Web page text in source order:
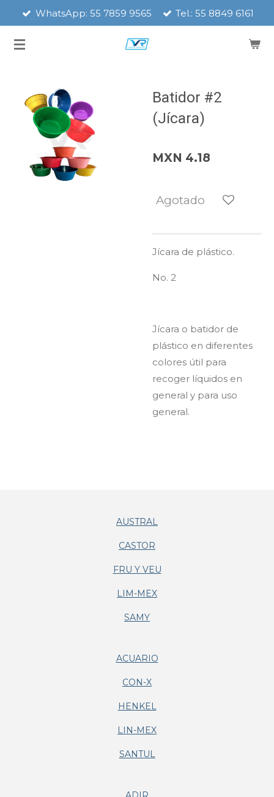
contenido
WhatsApp: 55 7859 9565 Tel.: 55 8849 6161
Batidor #2
(Jícara)
MXN 4.18
Agotado
Jícara de plástico.
No. 2
Jícara o batidor de
plástico en diferentes
colores útil para
recoger líquidos en
general y para uso
general.
AUSTRAL
CASTOR
FRU Y VEU
LIM-MEX
SAMY
ACUARIO
CON-X
HENKEL
LIN-MEX
SANTUL